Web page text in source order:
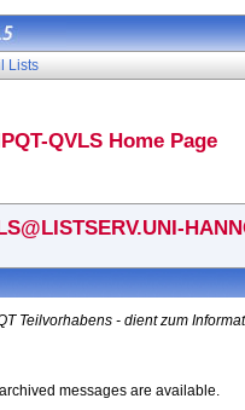
Lists
QVLS Home Page
Teilvorhabens - dient zum
messages are available.